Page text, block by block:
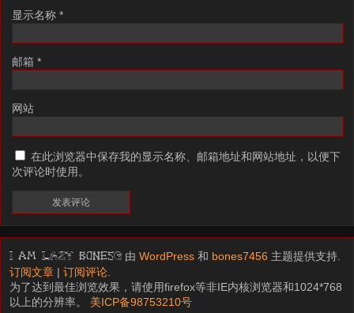
显示名称 *
邮箱 *
网站
在此浏览器中保存我的显示名称、邮箱地址和网站地址，以便下
次评论时使用。
I am LAZY bones? 由WordPress 和 bones7456 主题提供支持.
订阅文章 |订阅评论
为了达到最佳浏览效果，请使用firefox等非IE内核浏览器和1024*768
以上的分辨率。 美ICP备98753210号